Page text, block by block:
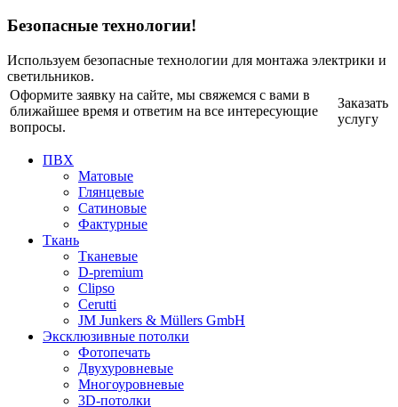
Безопасные технологии!
Используем безопасные технологии для монтажа электрики и
светильников.
Оформите заявку на сайте, мы свяжемся с вами в
ближайшее время и ответим на все интересующие
вопросы.
Заказать
услугу
ПВХ
Матовые
Глянцевые
Сатиновые
Фактурные
Ткань
Тканевые
D-premium
Clipso
Cerutti
JM Junkers & Müllers GmbH
Эксклюзивные потолки
Фотопечать
Двухуровневые
Многоуровневые
3D-потолки